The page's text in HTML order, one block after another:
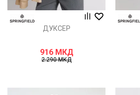
ДУКСЕР
916 МКД
2.290МКД